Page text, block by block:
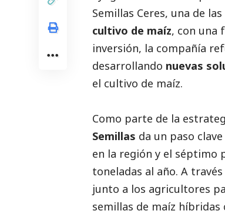
Semillas Ceres, una de
cultivo de maíz, con una
inversión, la compañía
desarrollando nuevas
el cultivo de maíz.
Como parte de la
Semillas da un paso
en la región y el séptimo
toneladas al año. A través
junto a los agricultores
semillas de maíz